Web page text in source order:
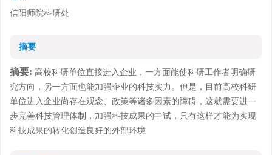
信阳师院科研处
摘要
摘要: 高校科研单位直接进入企业，一方面能使科研工作者明确研
究方向，另一方面也能加强企业的科技实力。但是，目前高校科研
单位进入企业尚存在观念、政策等诸多因素的障碍，这就需要进一
步完善科技管理体制，加强科技成果的中试，只有这样才能为实现
科技成果的转化创造良好的外部环境